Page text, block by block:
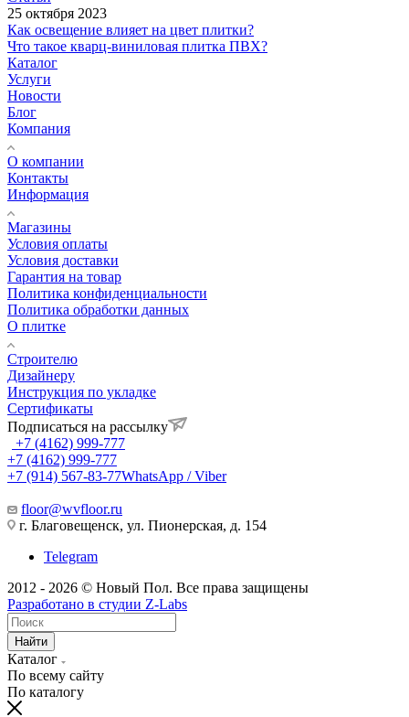
25 октября 2023
Как освещение влияет на цвет плитки?
Что такое кварц-виниловая плитка ПВХ?
Каталог
Услуги
Новости
Блог
Компания
О компании
Контакты
Информация
Магазины
Условия оплаты
Условия доставки
Гарантия на товар
Политика конфиденциальности
Политика обработки данных
О плитке
Строителю
Дизайнеру
Инструкция по укладке
Сертификаты
Подписаться на рассылку
+7 (4162) 999-777
+7 (4162) 999-777
+7 (914) 567-83-77WhatsApp / Viber
floor@wvfloor.ru
г. Благовещенск, ул. Пионерская, д. 154
Telegram
2012 - 2026 © Новый Пол. Все права защищены
Разработано в студии Z-Labs
Найти
Каталог
По всему сайту
По каталогу